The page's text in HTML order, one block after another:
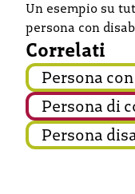
Un esempio su
persona con
Correlati
Persona
Persona di
Persona